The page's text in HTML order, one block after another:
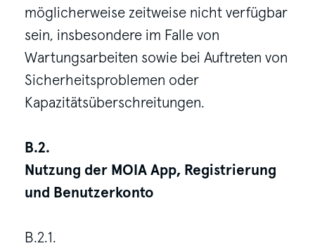
möglicherweise zeitweise nicht verfügbar
sein, insbesondere im Falle von
Wartungsarbeiten sowie bei Auftreten von
Sicherheitsproblemen oder
Kapazitätsüberschreitungen.
B.2.
Nutzung der MOIA App, Registrierung
und Benutzerkonto
B.2.1.